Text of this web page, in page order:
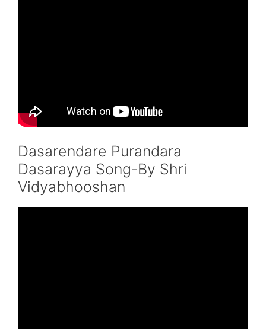
Dasarendare Purandara
Dasarayya Song-By Shri
Vidyabhooshan